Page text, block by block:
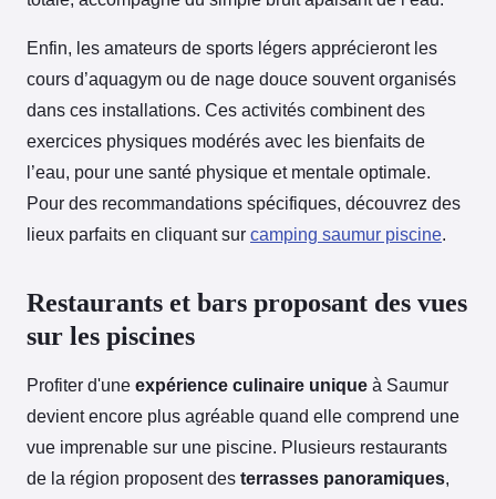
Enfin, les amateurs de sports légers apprécieront les
cours d’aquagym ou de nage douce souvent organisés
dans ces installations. Ces activités combinent des
exercices physiques modérés avec les bienfaits de
l’eau, pour une santé physique et mentale optimale.
Pour des recommandations spécifiques, découvrez des
lieux parfaits en cliquant sur camping saumur piscine.
Restaurants et bars proposant des vues
sur les piscines
Profiter d'une expérience culinaire unique à Saumur
devient encore plus agréable quand elle comprend une
vue imprenable sur une piscine. Plusieurs restaurants
de la région proposent des terrasses panoramiques,